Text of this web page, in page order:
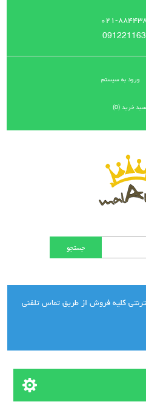
۸۸۴۴۳۸۳۳
ورود به سیستم
سبد خرید(0)
کلیه فروش از طریق تماس تلفنی